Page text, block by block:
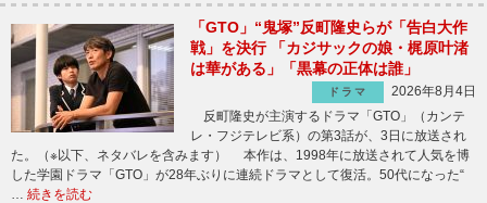
「GTO」“鬼塚”反町隆史らが「告白大作
戦」を決行 「カジサックの娘・梶原叶渚
は華がある」「黒幕の正体は誰」
ドラマ
2026年8月4日
反町隆史が主演するドラマ「GTO」（カンテ
レ・フジテレビ系）の第3話が、3日に放送され
た。（※以下、ネタバレを含みます） 本作は、1998年に放送されて人気を博
した学園ドラマ「GTO」が28年ぶりに連続ドラマとして復活。50代になった“
続きを読む